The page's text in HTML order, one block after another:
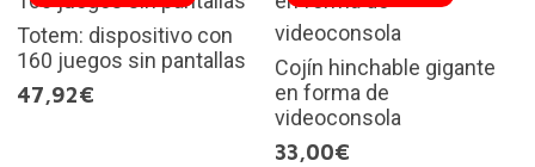
Totem: dispositivo con
160 juegos sin pantallas
47,92€
Cojín hinchable gigante
en forma de
videoconsola
33,00€